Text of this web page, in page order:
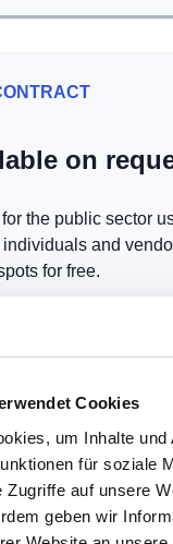
Cookies
um Inhalte und
für soziale
Zugriffe auf unsere
geben wir
on
the public sector
and
for free.
Hotspots in